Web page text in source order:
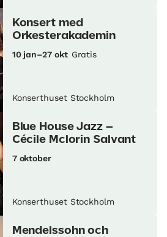
Konsert med
Orkesterakademin
10 jan–27 okt Gratis
Konserthuset Stockholm
Blue House Jazz –
Cécile Mclorin Salvant
7 oktober
Konserthuset Stockholm
Mendelssohn och